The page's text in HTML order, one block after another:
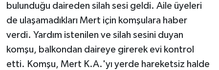
bulunduğu daireden silah sesi geldi. Aile üyeleri
de ulaşamadıkları Mert için komşulara haber
verdi. Yardım istenilen ve silah sesini duyan
komşu, balkondan daireye girerek evi kontrol
etti. Komşu, Mert K.A.'yı yerde hareketsiz halde